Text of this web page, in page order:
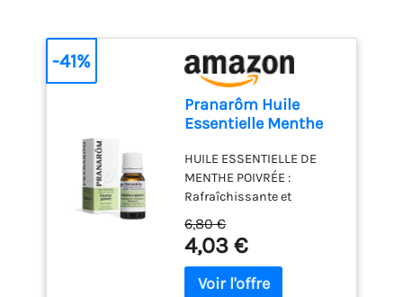
Pranarôm Huile
Essentielle Menthe
HUILE ESSENTIELLE DE
MENTHE POIVRÉE :
Rafraîchissante et
stimulante pour
l’organisme, sa
polyvalence d’action, tant
sur la bonne digestion
que sur les états de
6,80 €
4,03 €
-41%